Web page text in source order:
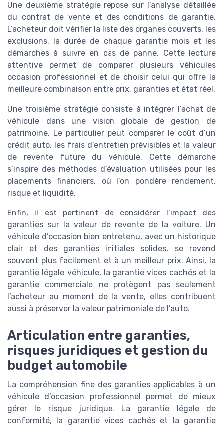
Une deuxième stratégie repose sur l’analyse détaillée
du contrat de vente et des conditions de garantie.
L’acheteur doit vérifier la liste des organes couverts, les
exclusions, la durée de chaque garantie mois et les
démarches à suivre en cas de panne. Cette lecture
attentive permet de comparer plusieurs véhicules
occasion professionnel et de choisir celui qui offre la
meilleure combinaison entre prix, garanties et état réel.
Une troisième stratégie consiste à intégrer l’achat de
véhicule dans une vision globale de gestion de
patrimoine. Le particulier peut comparer le coût d’un
crédit auto, les frais d’entretien prévisibles et la valeur
de revente future du véhicule. Cette démarche
s’inspire des méthodes d’évaluation utilisées pour les
placements financiers, où l’on pondère rendement,
risque et liquidité.
Enfin, il est pertinent de considérer l’impact des
garanties sur la valeur de revente de la voiture. Un
véhicule d’occasion bien entretenu, avec un historique
clair et des garanties initiales solides, se revend
souvent plus facilement et à un meilleur prix. Ainsi, la
garantie légale véhicule, la garantie vices cachés et la
garantie commerciale ne protègent pas seulement
l’acheteur au moment de la vente, elles contribuent
aussi à préserver la valeur patrimoniale de l’auto.
Articulation entre garanties,
risques juridiques et gestion du
budget automobile
La compréhension fine des garanties applicables à un
véhicule d’occasion professionnel permet de mieux
gérer le risque juridique. La garantie légale de
conformité, la garantie vices cachés et la garantie